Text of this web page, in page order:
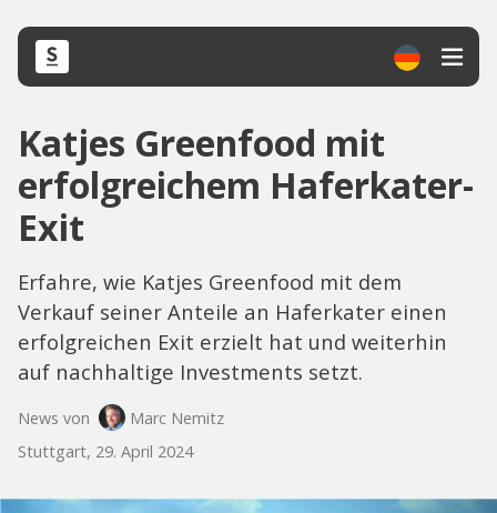
Katjes Greenfood mit
erfolgreichem Haferkater-
Exit
Erfahre, wie Katjes Greenfood mit dem
Verkauf seiner Anteile an Haferkater einen
erfolgreichen Exit erzielt hat und weiterhin
auf nachhaltige Investments setzt.
News von
Marc Nemitz
Stuttgart, 29. April 2024